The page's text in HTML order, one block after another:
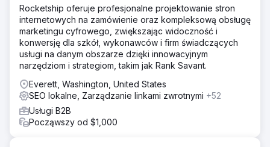
Rocketship oferuje profesjonalne projektowanie stron
internetowych na zamówienie oraz kompleksową obsługę
marketingu cyfrowego, zwiększając widoczność i
konwersję dla szkół, wykonawców i firm świadczących
usługi na danym obszarze dzięki innowacyjnym
narzędziom i strategiom, takim jak Rank Savant.
Everett, Washington, United States
SEO lokalne, Zarządzanie linkami zwrotnymi +52
Usługi B2B
Począwszy od $1,000